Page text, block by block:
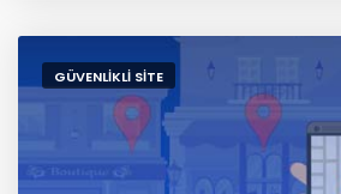
GÜVENLIKLI SITE